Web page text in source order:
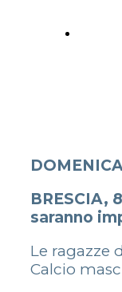
BRESCIA,
saranno
Le ragazze
Calcio